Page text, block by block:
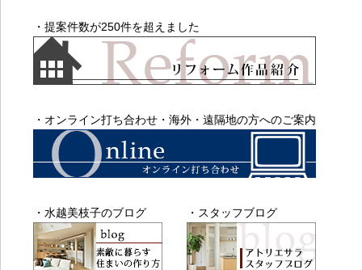
・提案件数が250件を超えました
・オンライン打ち合わせ・海外・遠隔地の方へのご案内
・水越美枝子のブログ ・スタッフブログ